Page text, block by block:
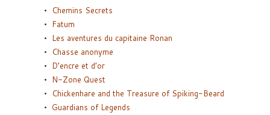
Chemins Secrets
Fatum
Les aventures du capitaine Ronan
Chasse anonyme
D’encre et d’or
N-Zone Quest
Chickenhare and the Treasure of Spiking-Beard
Guardians of Legends